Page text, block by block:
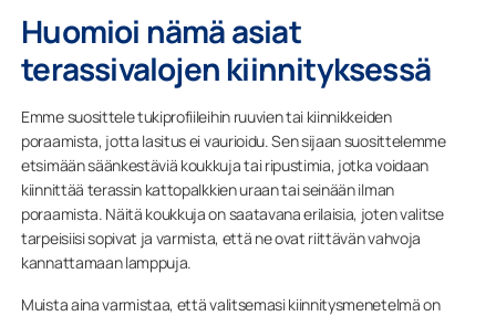
Huomioi nämä asiat
terassivalojen kiinnityksessä
Emme suosittele tukiprofiileihin ruuvien tai kiinnikkeiden
poraamista, jotta lasitus ei vaurioidu. Sen sijaan suosittelemme
etsimään säänkestäviä koukkuja tai ripustimia, jotka voidaan
kiinnittää terassin kattopalkkien uraan tai seinään ilman
poraamista. Näitä koukkuja on saatavana erilaisia, joten valitse
tarpeisiisi sopivat ja varmista, että ne ovat riittävän vahvoja
kannattamaan lamppuja.
Muista aina varmistaa, että valitsemasi kiinnitysmenetelmä on